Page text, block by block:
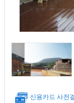
신용카드 사전